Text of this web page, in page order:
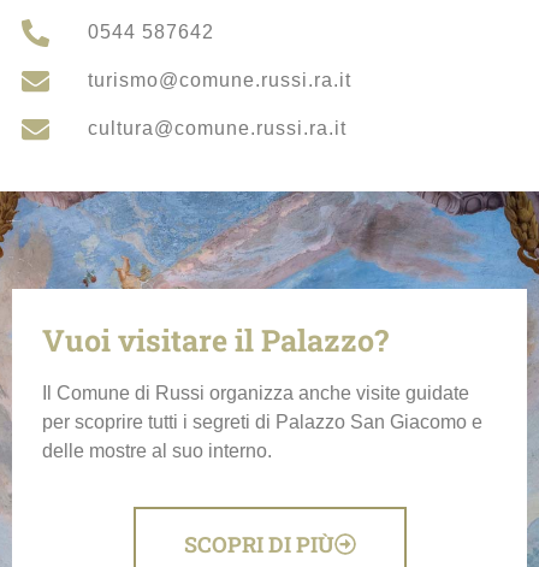
0544 587642
turismo@comune.russi.ra.it
cultura@comune.russi.ra.it
Vuoi visitare il Palazzo?
Il Comune di Russi organizza anche visite guidate
per scoprire tutti i segreti di Palazzo San Giacomo e
delle mostre al suo interno.
SCOPRI DI PIÙ